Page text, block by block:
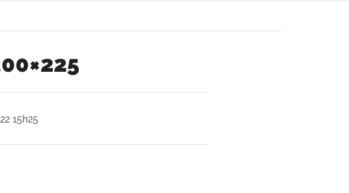
15h25